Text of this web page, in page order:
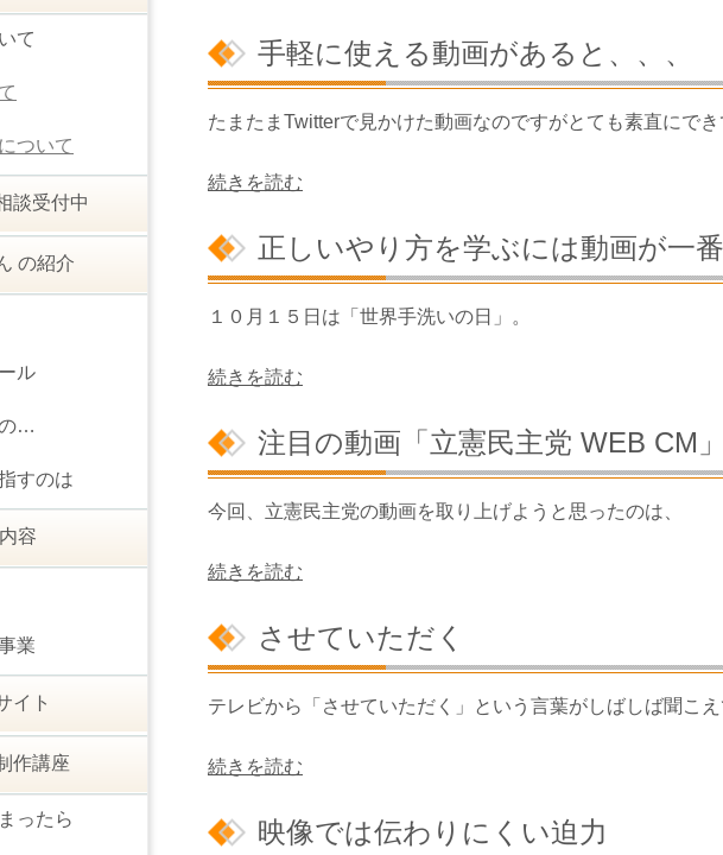
手軽に使える動画があると、、、
たまたまTwitterで見かけた動画なのですがとても素直にで
続きを読む
正しいやり方を学ぶには動画が一番
１０月１５日は「世界手洗いの日」。
続きを読む
注目の動画「立憲民主党 WEB CM
今回、立憲民主党の動画を取り上げようと思ったのは、
続きを読む
させていただく
テレビから「させていただく」という言葉がしばしば聞こ
続きを読む
映像では伝わりにくい迫力
て
ついて
談受付中
の紹介
ル
…
すのは
容
業
イト
作講座
ったら